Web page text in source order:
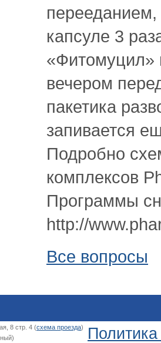
капсуле 3
«Фитомуцил»
вечером
пакетика
запивается
Подробно
комплексов
Программы
http://
Все вопросы
8 стр. 4 (схема проезда)